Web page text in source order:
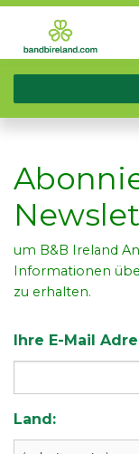
um B&B Ireland
Informationen
zu erhalten.
Ihre E-Mail
Land: